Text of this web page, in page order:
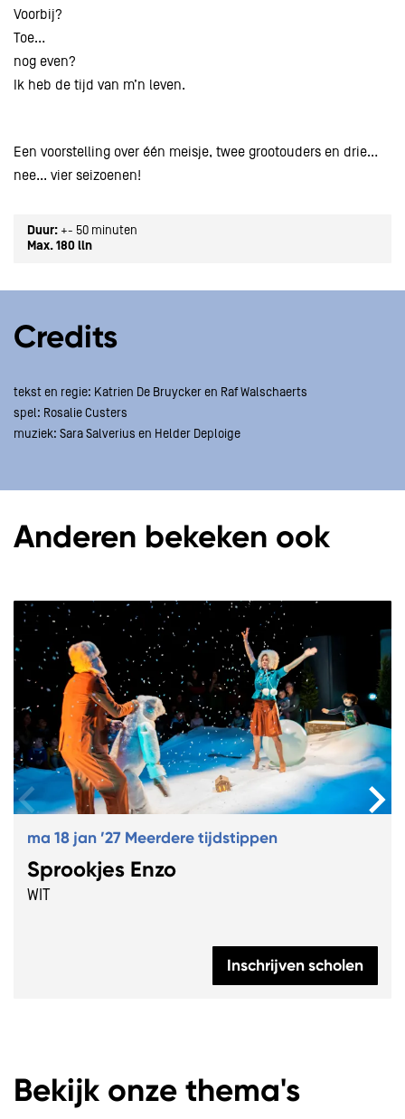
Voorbij?
Toe…
nog even?
Ik heb de tijd van m’n leven.
Een voorstelling over één meisje, twee grootouders en drie…
nee... vier seizoenen!
Duur: +- 50 minuten
Max. 180 lln
Credits
tekst en regie: Katrien De Bruycker en Raf Walschaerts
spel: Rosalie Custers
muziek: Sara Salverius en Helder Deploige
Anderen bekeken ook
Sprookjes Enzo
WIT
ma 18 jan ’27 Meerdere tijdstippen
Inschrijven scholen
Bekijk onze thema's